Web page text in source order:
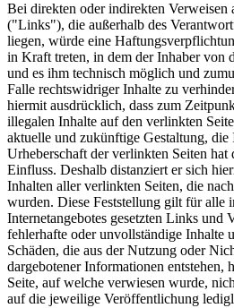
Bei direkten oder indirekten Verweisen
("Links"), die außerhalb des
liegen, würde eine
in Kraft treten, in dem der Inhaber von
und es ihm technisch möglich und
Falle rechtswidriger Inhalte zu
hiermit ausdrücklich, dass zum
illegalen Inhalte auf den verlinkten
aktuelle und zukünftige Gestaltung, die
Urheberschaft der verlinkten Seiten hat
Einfluss. Deshalb distanziert er sich
Inhalten aller verlinkten Seiten, die
wurden. Diese Feststellung gilt für alle
Internetangebotes gesetzten Links und
fehlerhafte oder unvollständige Inhalte
Schäden, die aus der Nutzung oder
dargebotener Informationen entstehen,
Seite, auf welche verwiesen wurde,
auf die jeweilige Veröffentlichung